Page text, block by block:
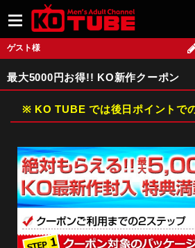
ゲスト様
最大5000円お得!! KO新作クーポン
※ KO TUBE では後日ポイントで